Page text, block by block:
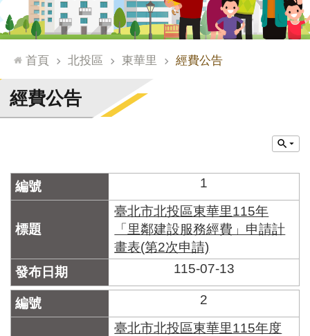
台
通
臺
北
市
門
牌
合
檢
系
統
文
化
首頁 北投區 東華里 經費公告
經費公告
1
臺北市北投區東華里115年
「里鄰建設服務經費」申請計
畫表(第2次申請)
115-07-13
2
臺北市北投區東華里115年度